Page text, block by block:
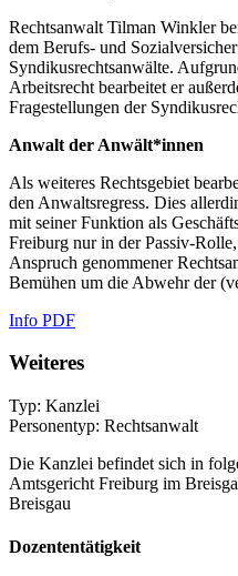
Rechtsanwalt Tilman Winkler
dem Berufs- und
Syndikusrechtsanwälte.
Arbeitsrecht bearbeitet er
Fragestellungen der
Anwalt der Anwält*innen
Als weiteres Rechtsgebiet
den Anwaltsregress. Dies
mit seiner Funktion als
Freiburg nur in der Passiv-
Anspruch genommener
Bemühen um die Abwehr der
Info PDF
Weiteres
Typ: Kanzlei
Personentyp: Rechtsanwalt
Die Kanzlei befindet sich in
Amtsgericht Freiburg im
Breisgau
Dozententätigkeit